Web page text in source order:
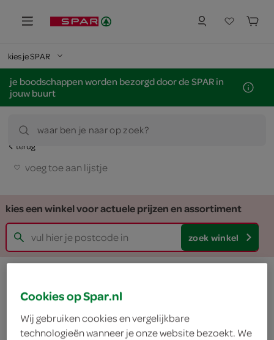
kies je SPAR
je boodschappen worden bezorgd door de SPAR in
jouw buurt
waar ben je naar op zoek?
terug
voeg toe aan lijstje
kies een winkel voor actuele prijzen en assortiment
zoek winkel
Cookies op Spar.nl
Wij gebruiken cookies en vergelijkbare
technologieën wanneer je onze website bezoekt. We